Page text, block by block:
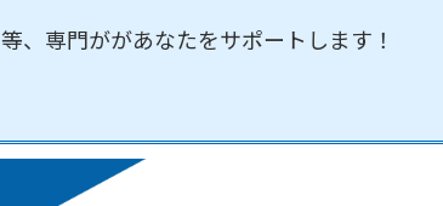
、専門ががあなたをサポートします！